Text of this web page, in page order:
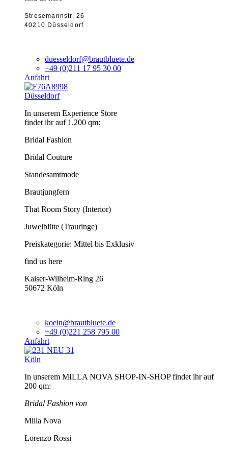
Stresemannstr. 26
40210 Düsseldorf
duesseldorf@brautbluete.de
+49 (0)211 17 95 30 00
Anfahrt
Düsseldorf
In unserem Experience Store
findet ihr auf 1.200 qm:
Bridal Fashion
Bridal Couture
Standesamtmode
Brautjungfern
That Room Story (Interior)
Juwelblüte (Trauringe)
Preiskategorie: Mittel bis Exklusiv
find us here
Kaiser-Wilhelm-Ring 26
50672 Köln
koeln@brautbluete.de
+49 (0)221 258 795 00
Anfahrt
Köln
In unserem MILLA NOVA SHOP-IN-SHOP findet ihr auf
200 qm:
Bridal Fashion von
Milla Nova
Lorenzo Rossi